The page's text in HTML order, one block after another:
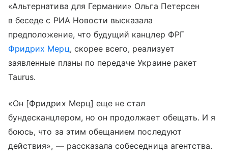
«Альтернатива для Германии» Ольга Петерсен
в беседе с РИА Новости высказала
предположение, что будущий канцлер ФРГ
Фридрих Мерц, скорее всего, реализует
заявленные планы по передаче Украине ракет
Taurus.
«Он [Фридрих Мерц] еще не стал
бундесканцлером, но он продолжает обещать. И я
боюсь, что за этим обещанием последуют
действия», — рассказала собеседница агентства.